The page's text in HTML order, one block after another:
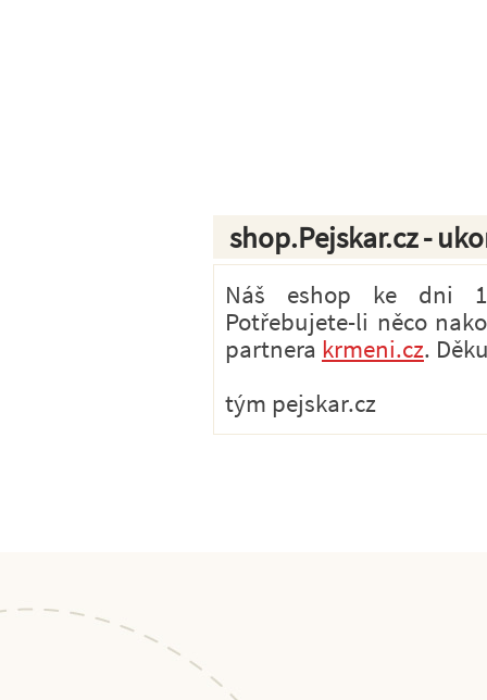
shop.Pejskar.cz -
Náš eshop ke dni
Potřebujete-li něco
partnera krmeni.cz.
tým pejskar.cz